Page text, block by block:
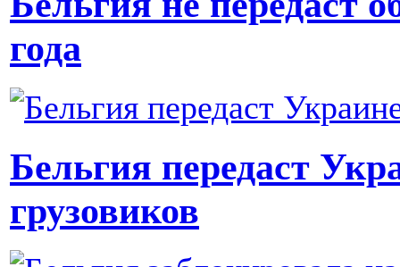
года
Бельгия передаст
грузовиков